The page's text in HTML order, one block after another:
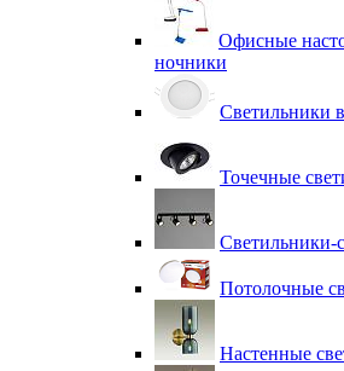
Офисные
ночники
Светильники
Точечные
Светильники-
Потолочные
Настенные